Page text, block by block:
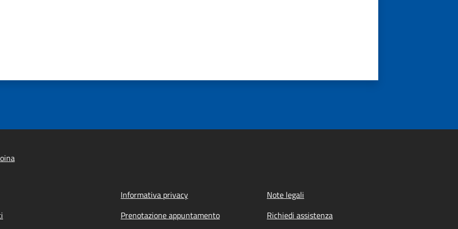
Informativa privacy
Note legali
Prenotazione appuntamento Richiedi assistenza